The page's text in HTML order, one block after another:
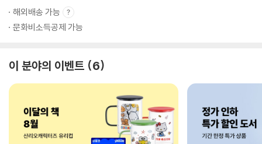
해외배송 가능
문화비소득공제 가능
이 분야의 이벤트 6